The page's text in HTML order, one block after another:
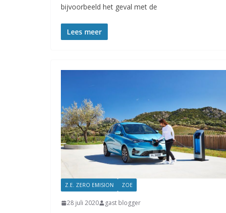
bijvoorbeeld het geval met de
Lees meer
Z.E. ZERO EMISION ZOE
28 juli 2020 gast blogger